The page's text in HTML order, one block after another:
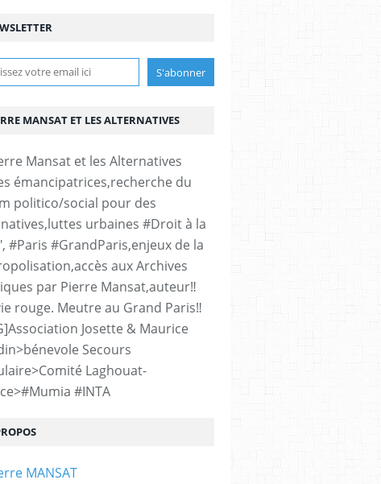
MANSAT ET LES ALTERNATIVES
émancipatrices,recherche du
politico/social pour des
urbaines #Droit à la
#Paris #GrandParis,enjeux de la
aux Archives
par Pierre Mansat,auteur‼️
rouge. Meutre au Grand Paris‼️
Josette & Maurice
Secours
Laghouat-
#INTA